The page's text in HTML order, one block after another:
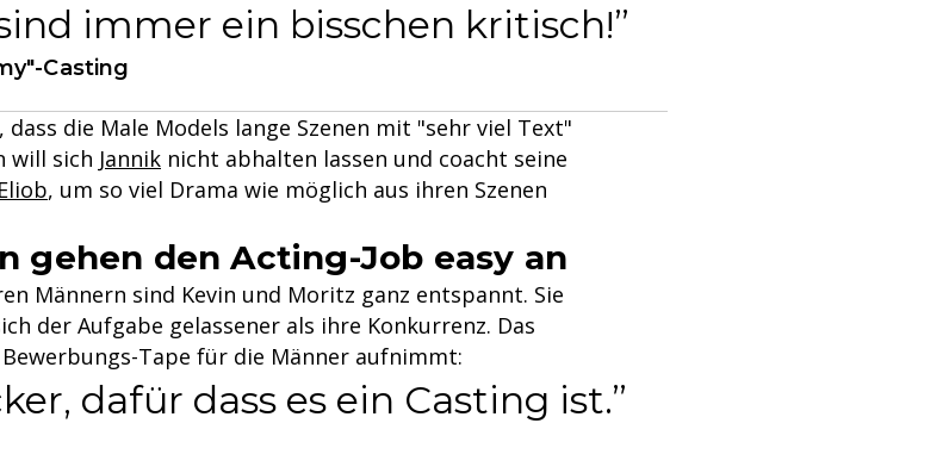
immer ein bisschen kritisch!
Casting
die Male Models lange Szenen mit "sehr viel Text"
will sich Jannik nicht abhalten lassen und coacht seine
Eliob, um so viel Drama wie möglich aus ihren Szenen
gehen den Acting-Job easy an
Männern sind Kevin und Moritz ganz entspannt. Sie
der Aufgabe gelassener als ihre Konkurrenz. Das
Tape für die Männer aufnimmt:
dafür dass es ein Casting ist.